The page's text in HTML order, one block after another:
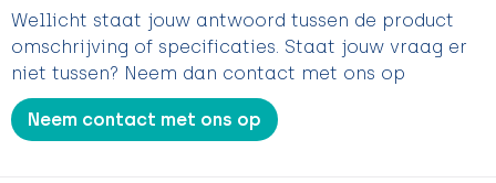
Wellicht staat jouw antwoord tussen de product
omschrijving of specificaties. Staat jouw vraag er
niet tussen? Neem dan contact met ons op
Neem contact met ons op